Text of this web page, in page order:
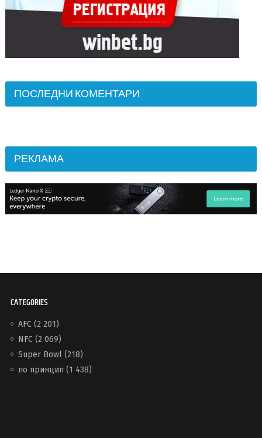
ПОСЛЕДНИ КОМЕНТАРИ
РЕКЛАМА
CATEGORIES
AFC(2 201)
NFC(2 069)
Super Bowl(218)
по принцип (1 438)